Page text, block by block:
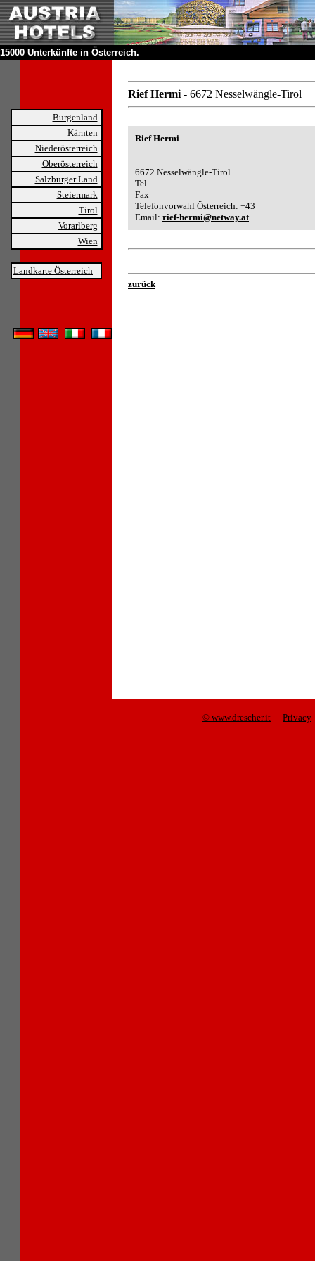
15000 Unterkünfte in Österreich.
Burgenland
Kärnten
Niederösterreich
Oberösterreich
Salzburger Land
Steiermark
Tirol
Vorarlberg
Wien
Landkarte Österreich
Rief Hermi - 6672 Nesselwängle-Tirol
Rief Hermi
6672 Nesselwängle-Tirol
Tel.
Fax
Telefonvorwahl Österreich: +43
Email: rief-hermi@netway.at
zurück
© www.drescher.it - - Privacy